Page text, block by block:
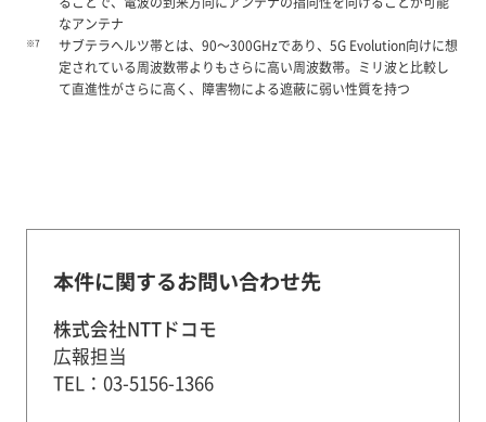
なアンテナ
※7
サブテラヘルツ帯とは、90～300GHzであり、5G Evolution向けに想
定されている周波数帯よりもさらに高い周波数帯。ミリ波と比較し
て直進性がさらに高く、障害物による遮蔽に弱い性質を持つ
本件に関するお問い合わせ先
株式会社NTTドコモ
広報担当
TEL：03-5156-1366